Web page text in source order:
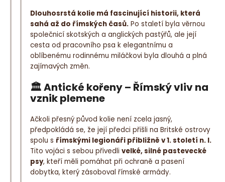
Dlouhosrstá kolie má fascinující historii, která
sahá až do římských časů. Po staletí byla věrnou
společnicí skotských a anglických pastýřů, ale její
cesta od pracovního psa k elegantnímu a
oblíbenému rodinnému miláčkovi byla dlouhá a plná
zajímavých změn.
🏛️Antické kořeny – Římský vliv na
vznik plemene
Ačkoli přesný původ kolie není zcela jasný,
předpokládá se, že její předci přišli na Britské ostrovy
spolu s římskými legionáři přibližně v 1. století n. l.
Tito vojáci s sebou přivedli velké, silné pastevecké
psy, kteří měli pomáhat při ochraně a pasení
dobytka, který zásoboval římské armády.